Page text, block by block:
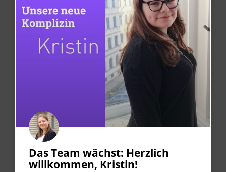
Das Team wächst: Herzlich
willkommen, Kristin!